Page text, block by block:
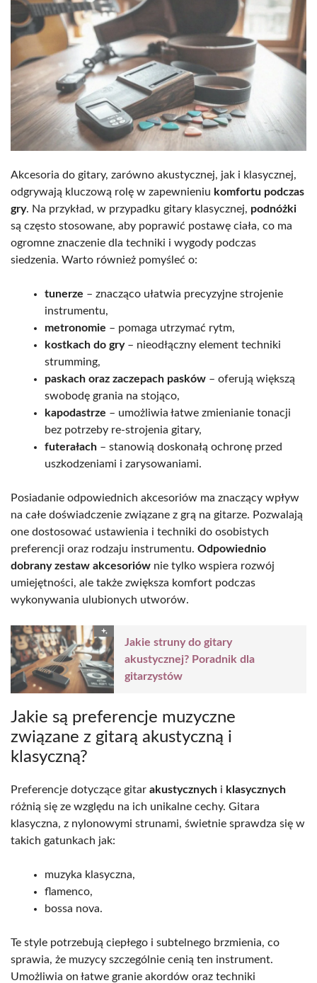
Akcesoria do gitary, zarówno akustycznej, jak i klasycznej,
odgrywają kluczową rolę w zapewnieniu komfortu podczas
gry. Na przykład, w przypadku gitary klasycznej, podnóżki
są często stosowane, aby poprawić postawę ciała, co ma
ogromne znaczenie dla techniki i wygody podczas
siedzenia. Warto również pomyśleć o:
tunerze – znacząco ułatwia precyzyjne strojenie
instrumentu,
metronomie – pomaga utrzymać rytm,
kostkach do gry– nieodłączny element techniki
strumming,
paskach oraz zaczepach pasków – oferują większą
swobodę grania na stojąco,
kapodastrze – umożliwia łatwe zmienianie tonacji
bez potrzeby re-strojenia gitary,
futerałach – stanowią doskonałą ochronę przed
uszkodzeniami i zarysowaniami.
Posiadanie odpowiednich akcesoriów ma znaczący wpływ
na całe doświadczenie związane z grą na gitarze. Pozwalają
one dostosować ustawienia i techniki do osobistych
preferencji oraz rodzaju instrumentu. Odpowiednio
dobrany zestaw akcesoriów nie tylko wspiera rozwój
umiejętności, ale także zwiększa komfort podczas
wykonywania ulubionych utworów.
Jakie struny do gitary
akustycznej? Poradnik dla
gitarzystów
Jakie są preferencje muzyczne
związane z gitarą akustyczną i
klasyczną?
Preferencje dotyczące gitar akustycznych i klasycznych
różnią się ze względu na ich unikalne cechy. Gitara
klasyczna, z nylonowymi strunami, świetnie sprawdza się w
takich gatunkach jak:
muzyka klasyczna,
flamenco,
bossa nova.
Te style potrzebują ciepłego i subtelnego brzmienia, co
sprawia, że muzycy szczególnie cenią ten instrument.
Umożliwia on łatwe granie akordów oraz techniki